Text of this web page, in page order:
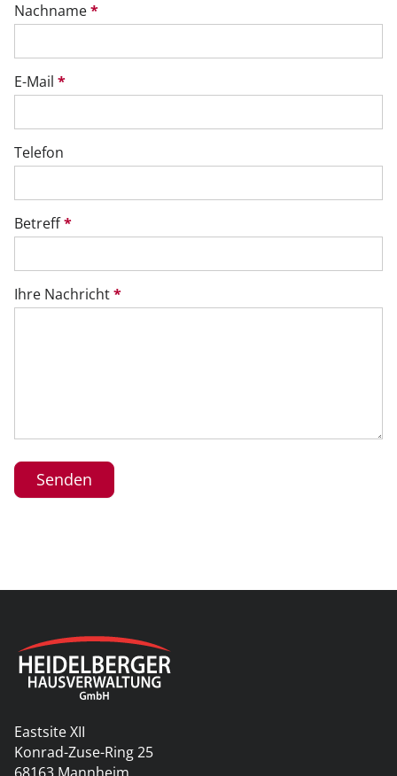
Nachname*
E-Mail *
Telefon
Betreff*
Ihre Nachricht*
Senden
Eastsite XII
Konrad-Zuse-Ring 25